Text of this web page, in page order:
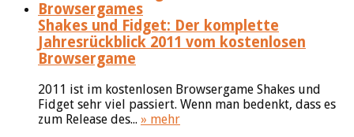
Shakes und Fidget: Der komplette
Jahresrückblick 2011 vom kostenlosen
Browsergame
2011 ist im kostenlosen Browsergame Shakes und
Fidget sehr viel passiert. Wenn man bedenkt, dass es
zum Release des... » mehr